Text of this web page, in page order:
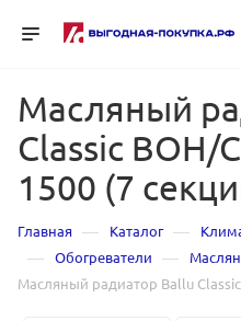
Масляный
Classic BOH/
1500 (7
Главная — Каталог —
— Обогреватели —
Масляный радиатор Ballu Classic